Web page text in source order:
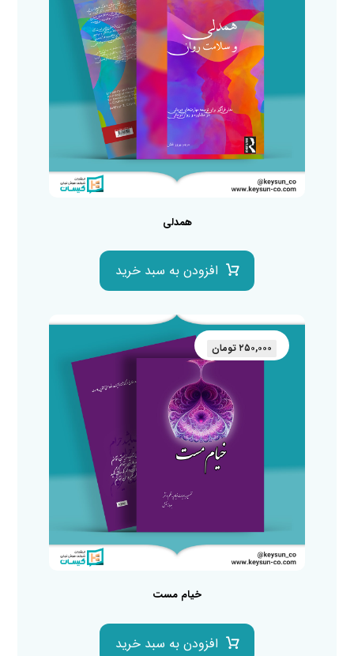
همدلی
افزودن به سبد خرید
خیام مست
۲۵۰,۰۰۰ تومان
افزودن به سبد خرید